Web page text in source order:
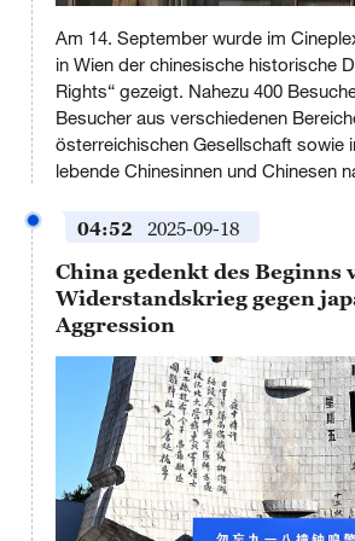
a
modal
window.
No compatible source was
Am 14. September wurde im
in Wien der chinesische historische
Rights“ gezeigt. Nahezu 400
Besucher aus verschiedenen
österreichischen Gesellschaft sowie
lebende Chinesinnen und Chinesen
04:52
2025-09-18
China gedenkt des Beginns
Widerstandskrieg gegen
Aggression